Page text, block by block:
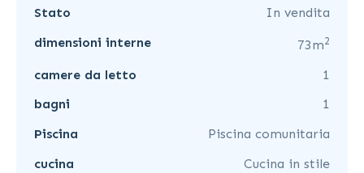
Stato
In vendita
dimensioni interne
73m2
camere da letto
1
bagni
1
Piscina
Piscina comunitaria
cucina
Cucina in stile